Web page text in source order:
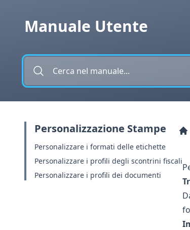
Manuale Utente
Personalizzazione Stampe
Personalizzare i formati delle etichette
Personalizzare i profili degli scontrini fiscali
Personalizzare i profili dei documenti